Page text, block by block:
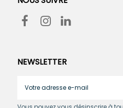
NEWSLETTER